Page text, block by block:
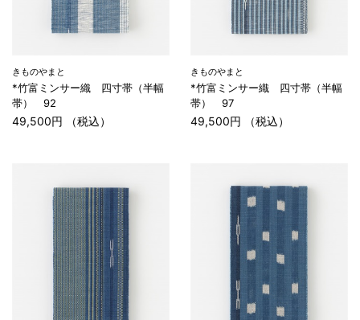
きものやまと
*竹富ミンサー織 四寸帯（半幅
帯） 92
49,500円 （税込）
きものやまと
*竹富ミンサー織 四寸帯（半幅
帯） 97
49,500円 （税込）